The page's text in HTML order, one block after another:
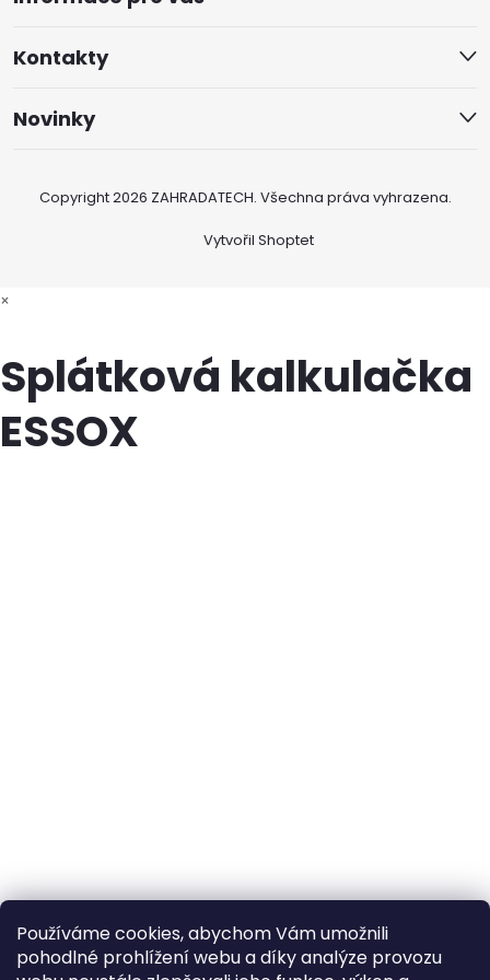
Používáme cookies, abychom Vám umožnili
pohodlné prohlížení webu a díky analýze provozu
Kontakty
Novinky
Vytvořil Shoptet
Copyright 2026 ZAHRADATECH. Všechna práva vyhrazena.
×
Splátková kalkulačka
ESSOX